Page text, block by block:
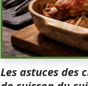
Les astuces des